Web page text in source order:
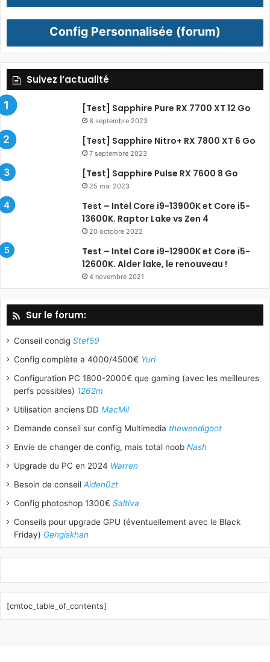
Config Personnalisée (forum)
Suivez l’actualité
[Test] Sapphire Pure RX 7700 XT 12 Go
8 septembre 2023
[Test] Sapphire Nitro+ RX 7800 XT 6 Go
7 septembre 2023
[Test] Sapphire Pulse RX 7600 8 Go
25 mai 2023
Test – Intel Core i9-13900K et Core i5-
13600K. Raptor Lake vs Zen 4
20 octobre 2022
Test – Intel Core i9-12900K et Core i5-
12600K. Alder lake, le renouveau !
4 novembre 2021
Sur le forum:
Conseil condig Stef59
Config complète a 4000/4500€ Yuri
Configuration PC 1800-2000€ que gaming (avec les meilleures
perfs possibles) 1262m
Utilisation anciens DD MacMil
Demande conseil sur config Multimedia thewendigoot
Envie de changer de config, mais total noob Nash
Upgrade du PC en 2024 Warren
Besoin de conseil Aiden0zt
Config photoshop 1300€ Saltiva
Conseils pour upgrade GPU (éventuellement avec le Black
Friday) Gengiskhan
[cmtoc_table_of_contents]